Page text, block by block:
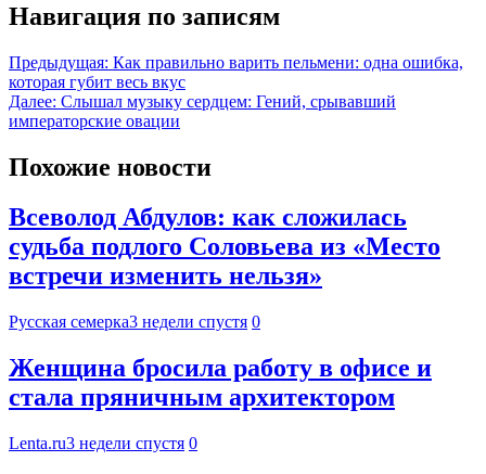
Навигация по записям
Предыдущая: Как правильно варить пельмени: одна ошибка,
которая губит весь вкус
Далее: Слышал музыку сердцем: Гений, срывавший
императорские овации
Похожие новости
Всеволод Абдулов: как сложилась
судьба подлого Соловьева из «Место
встречи изменить нельзя»
Русская семерка3 недели спустя 0
Женщина бросила работу в офисе и
стала пряничным архитектором
Lenta.ru3 недели спустя 0